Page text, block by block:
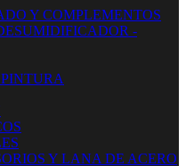
Y COMPLEMENTOS
-
Y LANA DE ACERO